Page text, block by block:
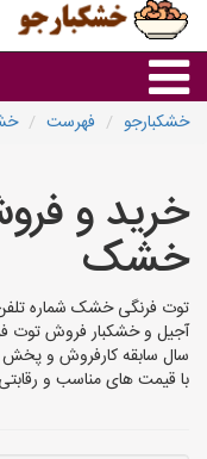
خشکبارجو فهرست
خرید و
خشک
توت فرنگی خشک شماره
آجیل و خشکبار فروش توت
سال سابقه کارفروش و پخش
با قیمت های مناسب و